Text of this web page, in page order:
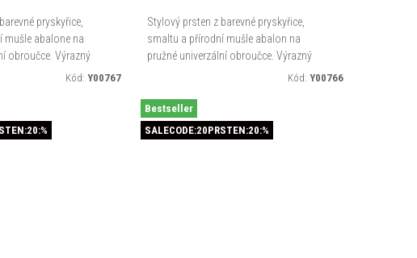
pryskyřice,
mušle abalone na
obroučce. Výrazný
barevností aKód:Y00767
Stylový prsten z barevné pryskyřice,
smaltu a přírodní mušle abalon na
pružné univerzální obroučce. Výrazný
doplněk pro každodenní nošení iKód: Y00766
Bestseller
SALECODE:20PRSTEN:20:%